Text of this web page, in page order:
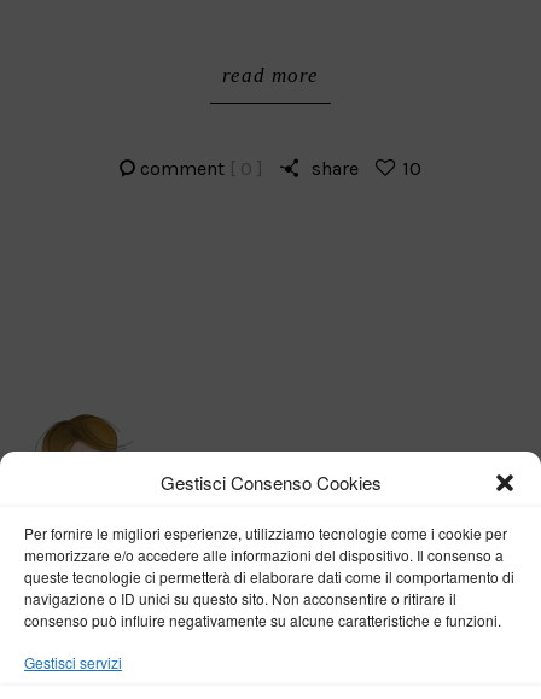
Gestisci Consenso Cookies
Per fornire le migliori esperienze, utilizziamo tecnologie come i cookie per
memorizzare e/o accedere alle informazioni del dispositivo. Il consenso a
queste tecnologie ci permetterà di elaborare dati come il comportamento di
navigazione o ID unici su questo sito. Non acconsentire o ritirare il
consenso può influire negativamente su alcune caratteristiche e funzioni.
Gestisci servizi
read more
comment [ 0 ] share 10
BY VERONICA D'ONOFRIO